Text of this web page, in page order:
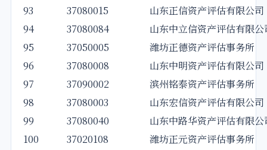
93
37080015
山东正信资产评估有限公司
94
37080084
山东中立信资产评估有限公
95
37050005
潍坊正德资产评估事务所
96
37080008
山东中明资产评估有限公司
97
37090002
滨州铭泰资产评估事务所
98
37080003
山东宏信资产评估有限公司
99
37080040
山东中路华资产评估有限公
100
37020108
潍坊正元资产评估事务所